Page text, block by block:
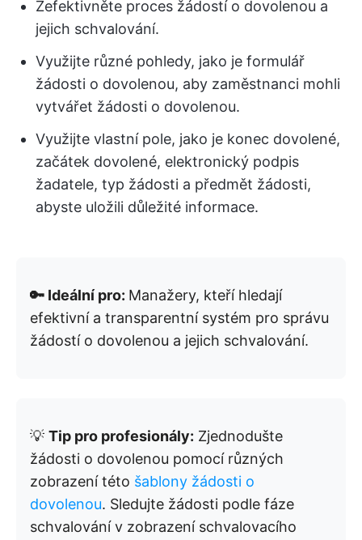
Zefektivněte proces žádostí o dovolenou a
jejich schvalování.
Využijte různé pohledy, jako je formulář
žádosti o dovolenou, aby zaměstnanci mohli
vytvářet žádosti o dovolenou.
Využijte vlastní pole, jako je konec dovolené,
začátek dovolené, elektronický podpis
žadatele, typ žádosti a předmět žádosti,
abyste uložili důležité informace.
🔑 Ideální pro: Manažery, kteří hledají
efektivní a transparentní systém pro správu
žádostí o dovolenou a jejich schvalování.
💡 Tip pro profesionály: Zjednodušte
žádosti o dovolenou pomocí různých
zobrazení této šablony žádosti o
dovolenou. Sledujte žádosti podle fáze
schvalování v zobrazení schvalovacího